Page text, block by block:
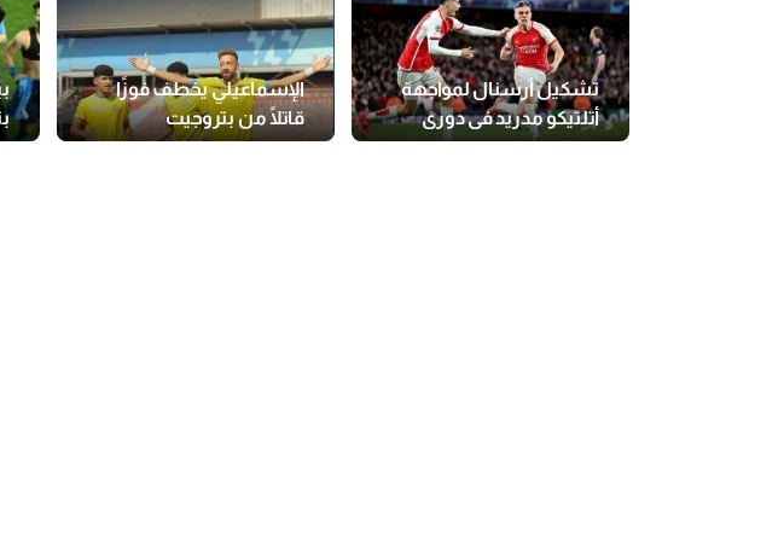
تشكيل أرسنال لمواجهة
أتلتيكو مدريد في دوري
الأبطال
الإسماعيلي يخطف فوزًا
قاتلًا من بتروجيت